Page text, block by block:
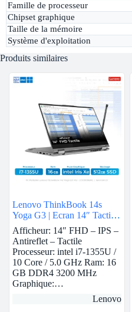
Famille de processeur
Chipset graphique
Taille de la mémoire
Système d'exploitation
Produits similaires
Lenovo ThinkBook 14s
Yoga G3 | Ecran 14″ Tactile
| i7-1355U | 16 GB Ram |
intel Iris Xe | 512 GB SSD
Afficheur: 14″ FHD – IPS –
Antireflet – Tactile
Processeur: intel i7-1355U /
10 Core / 5.0 GHz Ram: 16
GB DDR4 3200 MHz
Graphique:…
Lenovo